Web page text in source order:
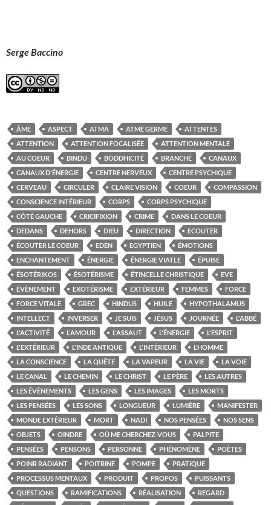
Serge Baccino
ÂME ASPECT ATMA ATME GERME
ATTENTES
ATTENTION
ATTENTION FOCALISÉE
ATTENTION MENTALE
AU COEUR
BINDU BODDHICITÉ BRANCHÉ
CANAUX
CANAUX D'ÉNERGIE
CENTRE NERVEUX
CENTRE PSYCHIQUE
CERVEAU
CIRCULER CLAIRE VISION COEUR
COMPASSION
CONSCIENCE INTÉRIEUR
CORPS
CORPS PSYCHIQUE
CÔTÉ GAUCHE
CRICIFIXION CRIME
DANS LE COEUR
DEDANS
DEHORS DIEU DIRECTION
ECOUTER
ÉCOUTER LE COEUR
EDEN EGYPTIEN
ÉMOTIONS
ENCHANTEMENT
ÉNERGIE ÉNERGIE VIATLE
ÉPUISE
ÉSOTÉRIKOS
ÉSOTÉRISME ÉTINCELLE CHRISTIQUE
EVE
ÉVÈNEMENT
EXOTÉRISME EXTÉRIEUR FEMMES
FORCE
FORCE VITALE
GREC HINDUS HUILE
HYPOTHALAMUS
INTELLECT
INVERSER JE SUIS JÉSUS JOURNÉE
L'ABBÉ
L'ACTIVITÉ
L'AMOUR L'ASSAUT L'ÉNERGIE
L'ESPRIT
L'EXTÉRIEUR
L'INDE ANTIQUE L'INTÉRIEUR
L’HOMME
LA CONSCIENCE
LA QUÊTE LA VAPEUR LA VIE
LA VOIE
LE CANAL
LE CHEMIN LE CHRIST LE PÈRE
LES AUTRES
LES ÉVÈNEMENTS
LES GENS LES IMAGES
LES MORTS
LES PENSÉES
LES SONS LONGUEUR LUMIÈRE
MANIFESTER
MONDE EXTÉRIEUR
MORT NADI NOS PENSÉES
NOS SENS
OBJETS
OINDRE OÙ ME CHERCHEZ-VOUS
PALPITE
PENSÉES
PENSONS PERSONNE PHÉNOMÈNE
POÈTES
POINR RADIANT
POITRINE POMPE
PRATIQUE
PROCESSUS MENTAUX
PRODUIT PROPOS
PUISSANTS
QUESTIONS
RAMIFICATIONS RÉALISATION
REGARD